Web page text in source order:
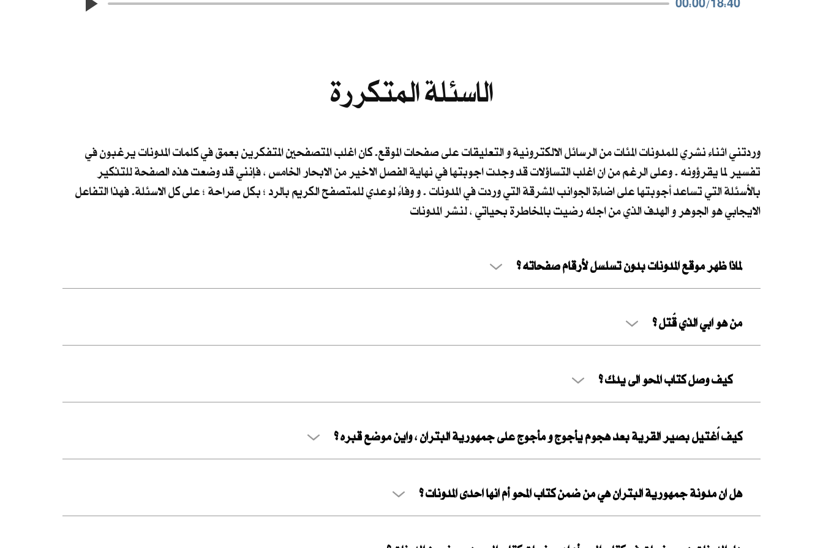
الاسئلة المتكررة
وردتني اثناء نشري للمدونات المئات من الرسائل الالكترونية و التعليقات على صفحات الموقع. كان اغلب المتصفحين المتفكرين بعمق في كلمات المدونات يرغبون في
تفسير لما يقرؤونه . وعلى الرغم من ان اغلب التساؤلات قد وجدت اجوبتها في نهاية الفصل الاخير من الابحار الخامس ، فإنني قد وضعت هذه الصفحة للتذكير
بالأسئلة التي تساعد أجوبتها على اضاءة الجوانب المشرقة التي وردت في المدونات . و وفاءً لوعدي للمتصفح الكريم بالرد ؛ بكل صراحة ؛ على كل الاسئلة. فهذا التفاعل
الايجابي هو الجوهر و الهدف الذي من اجله رضيت بالمخاطرة بحياتي ، لنشر المدونات
لماذا ظهر موقع المدونات بدون تسلسل لأرقام صفحاته ؟
من هو ابي الذي قُتل ؟
كيف وصل كتاب المحو الى يدك ؟
كيف اُغتيل بصير القرية بعد هجوم يأجوج و مأجوج على جمهورية البتران ، واين موضع قبره ؟
هل ان مدونة جمهورية البتران هي من ضمن كتاب المحو أم انها احدى المدونات ؟